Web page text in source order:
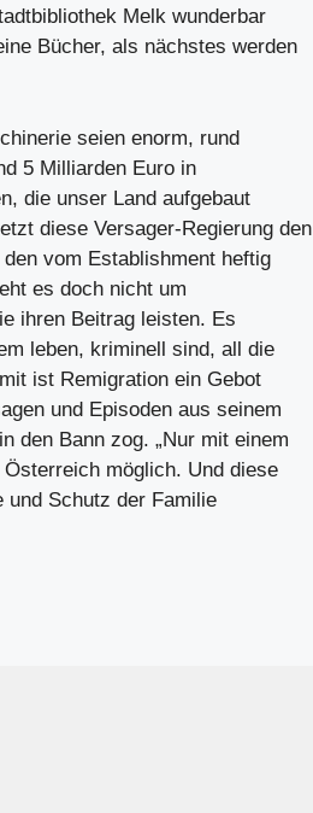
Melk wunderbar
Bücher, als nächstes werden
seien enorm, rund
5 Milliarden Euro in
die unser Land aufgebaut
diese Versager-Regierung den
vom Establishment heftig
es doch nicht um
ihren Beitrag leisten. Es
leben, kriminell sind, all die
ist Remigration ein Gebot
und Episoden aus seinem
den Bann zog. „Nur mit einem
möglich. Und diese
und Schutz der Familie